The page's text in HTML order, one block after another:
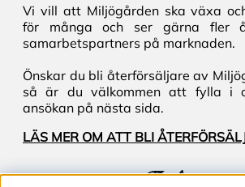
Vi vill att Miljögården ska växa
för många och ser gärna fler
samarbetspartners på marknaden.
Önskar du bli återförsäljare av
så är du välkommen att fylla i
ansökan på nästa sida.
LÄS MER OM ATT BLI